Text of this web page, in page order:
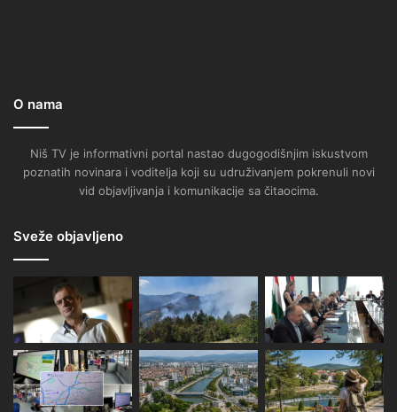
O nama
Niš TV je informativni portal nastao dugogodišnjim iskustvom
poznatih novinara i voditelja koji su udruživanjem pokrenuli novi
vid objavljivanja i komunikacije sa čitaocima.
Sveže objavljeno